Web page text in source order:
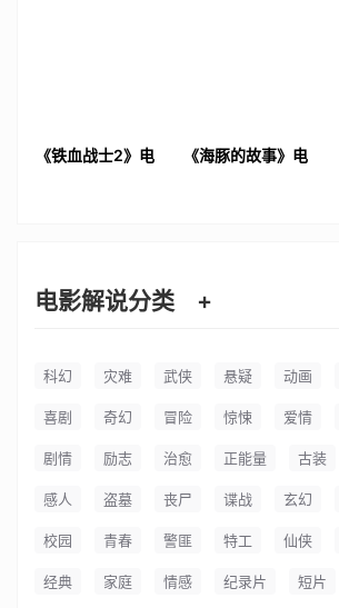
《铁血战士2》电
《海豚的故事》电
电影解说分类 +
科幻 灾难 武侠 悬疑 动画
喜剧 奇幻 冒险 惊悚 爱情
剧情 励志 治愈 正能量 古装
感人 盗墓 丧尸 谍战 玄幻
校园 青春 警匪 特工 仙侠
经典 家庭 情感 纪录片 短片